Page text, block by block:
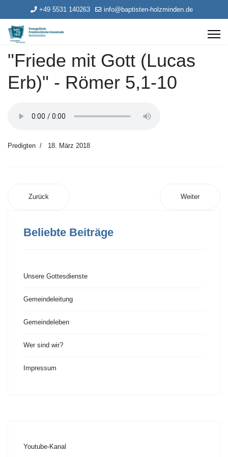
+49 5531 140263 info@baptisten-holzminden.de
"Friede mit Gott (Lucas
Erb)" - Römer 5,1-10
Predigten 18. März 2018
Zurück Weiter
Beliebte Beiträge
Unsere Gottesdienste
Gemeindeleitung
Gemeindeleben
Wer sind wir?
Impressum
Youtube-Kanal